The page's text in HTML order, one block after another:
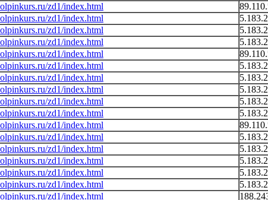
zd1/index.html
zd1/index.html
zd1/index.html
zd1/index.html
zd1/index.html
zd1/index.html
zd1/index.html
zd1/index.html
zd1/index.html
zd1/index.html
zd1/index.html
zd1/index.html
zd1/index.html
zd1/index.html
zd1/index.html
zd1/index.html
zd1/index.html